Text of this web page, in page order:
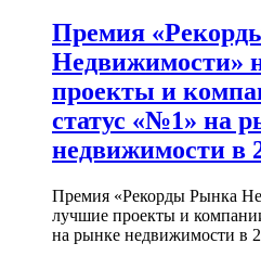
Премия
Недвижимости»
проекты и
статус «№1» на
недвижимости в
Премия «Рекорды Рынка
лучшие проекты и
на рынке недвижимости в